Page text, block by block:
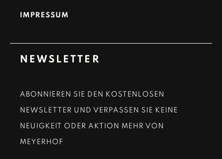
IMPRESSUM
NEWSLETTER
ABONNIEREN SIE DEN KOSTENLOSEN
NEWSLETTER UND VERPASSEN SIE KEINE
NEUIGKEIT ODER AKTION MEHR VON
MEYERHOF